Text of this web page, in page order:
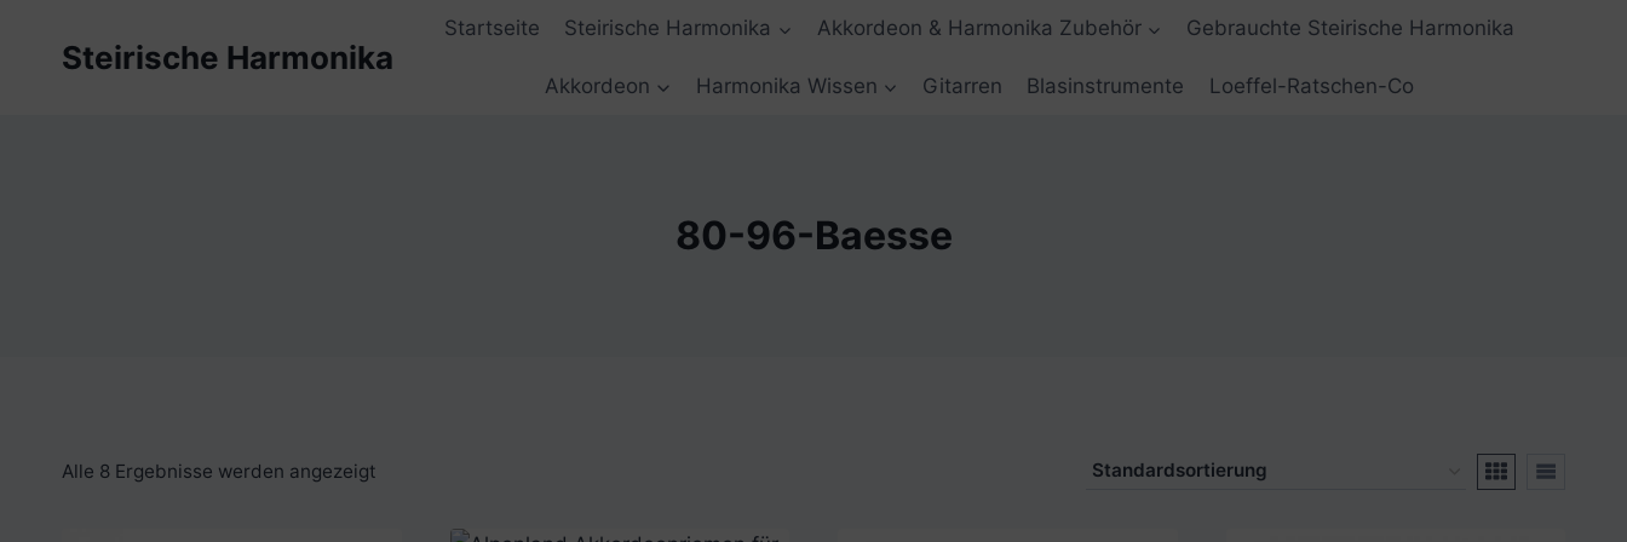
Steirische Harmonika
Startseite Steirische Harmonika Akkordeon & Harmonika Zubehör Gebrauchte Steirische Harmonika
Akkordeon Harmonika Wissen Gitarren Blasinstrumente Loeffel-Ratschen-Co
80-96-Baesse
Alle 8 Ergebnisse werden angezeigt